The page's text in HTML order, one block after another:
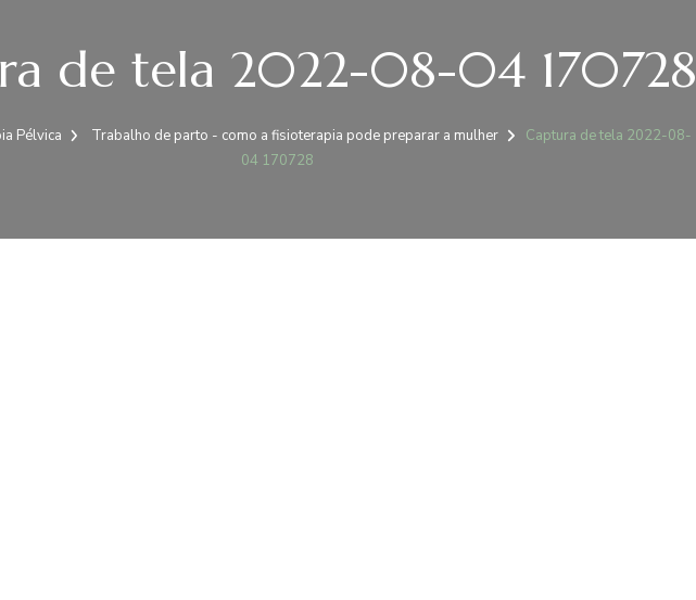
de tela 2022-08-04 170728
Pélvica Trabalho de parto - como a fisioterapia pode preparar a mulher
Captura de tela 2022-08-
04 170728